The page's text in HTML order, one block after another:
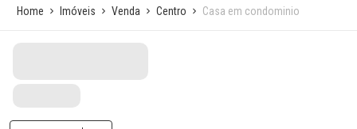
Home Imóveis Venda Centro Casa em condominio